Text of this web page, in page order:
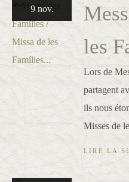
9 nov.
les
Lors de
partagent
ils nous
Misses de
LIRE LA